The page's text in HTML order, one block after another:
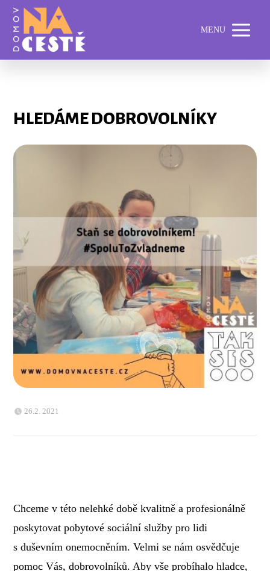
MENU
HLEDÁME DOBROVOLNÍKY
26.2. 2021
Chceme v této nelehké době kvalitně a profesionálně
poskytovat pobytové sociální služby pro lidi
s duševním onemocněním. Velmi se nám osvědčuje
pomoc Vás, dobrovolníků. Aby vše probíhalo hladce,